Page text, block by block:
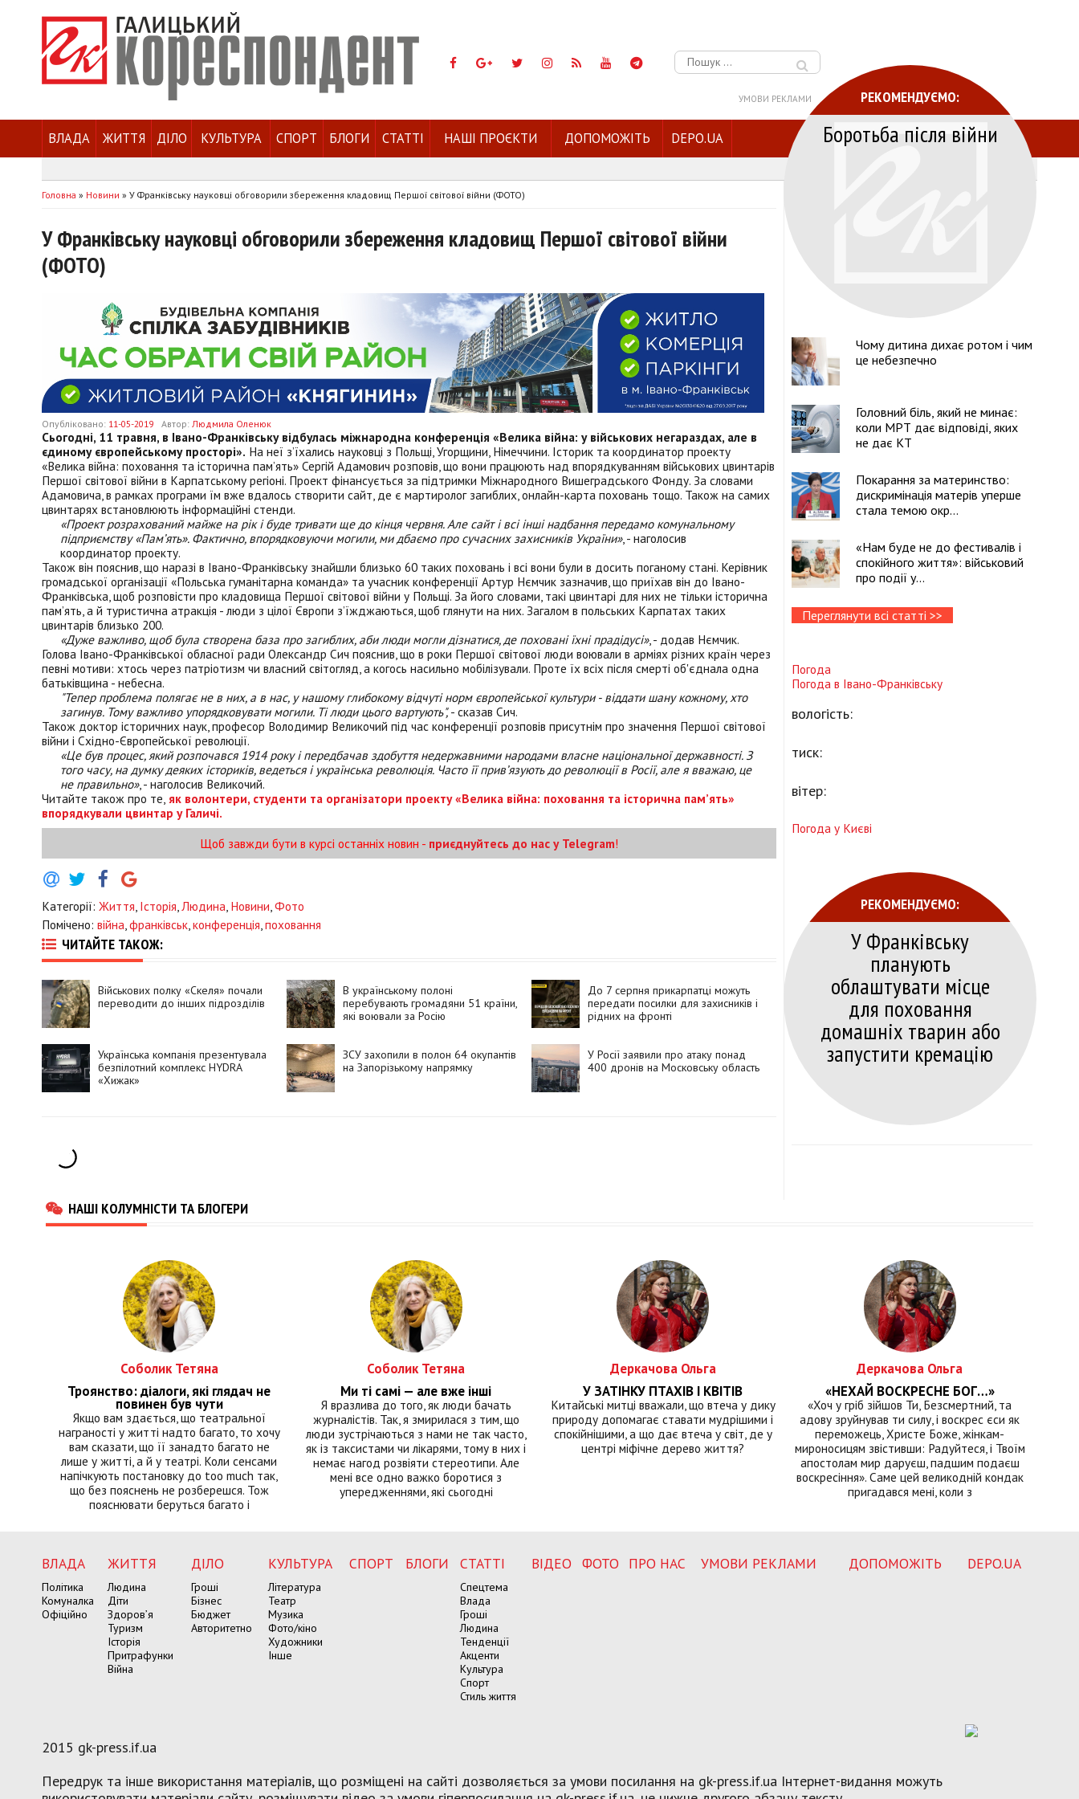
Пошук:
УМОВИ РЕКЛАМИ
ВЛАДА ЖИТТЯ ДІЛО КУЛЬТУРА СПОРТ БЛОГИ СТАТТІ НАШІ ПРОЄКТИ ДОПОМОЖІТЬ DEPO.UA
Головна » Новини » У Франківську науковці обговорили збереження кладовищ Першої світової війни (ФОТО)
У Франківську науковці обговорили збереження кладовищ Першої світової війни
(ФОТО)
Опубліковано: 11-05-2019 Автор: Людмила Оленюк
Сьогодні, 11 травня, в Івано-Франківську відбулась міжнародна конференція «Велика війна: у військових негараздах, але в
єдиному європейському просторі». На неї з’їхались науковці з Польщі, Угорщини, Німеччини. Історик та координатор проекту
«Велика війна: поховання та історична пам’ять» Сергій Адамович розповів, що вони працюють над впорядкуванням військових цвинтарів
Першої світової війни в Карпатському регіоні. Проект фінансується за підтримки Міжнародного Вишеградського Фонду. За словами
Адамовича, в рамках програми їм вже вдалось створити сайт, де є мартиролог загиблих, онлайн-карта поховань тощо. Також на самих
цвинтарях встановлюють інформаційні стенди.
«Проект розрахований майже на рік і буде тривати ще до кінця червня. Але сайт і всі інші надбання передамо комунальному
підприємству «Пам’ять». Фактично, впорядковуючи могили, ми дбаємо про сучасних захисників України», - наголосив
координатор проекту.
Також він пояснив, що наразі в Івано-Франківську знайшли близько 60 таких поховань і всі вони були в досить поганому стані. Керівник
громадської організації «Польська гуманітарна команда» та учасник конференції Артур Нємчик зазначив, що приїхав він до Івано-
Франківська, щоб розповісти про кладовища Першої світової війни у Польщі. За його словами, такі цвинтарі для них не тільки історична
пам’ять, а й туристична атракція - люди з цілої Європи з’їжджаються, щоб глянути на них. Загалом в польських Карпатах таких
цвинтарів близько 200.
«Дуже важливо, щоб була створена база про загиблих, аби люди могли дізнатися, де поховані їхні прадідусі», - додав Нємчик.
Голова Івано-Франківської обласної ради Олександр Сич пояснив, що в роки Першої світової люди воювали в арміях різних країн через
певні мотиви: хтось через патріотизм чи власний світогляд, а когось насильно мобілізували. Проте їх всіх після смерті об'єднала одна
батьківщина - небесна.
"Тепер проблема полягає не в них, а в нас, у нашому глибокому відчуті норм європейської культури - віддати шану кожному, хто
загинув. Тому важливо упорядковувати могили. Ті люди цього вартують",- сказав Сич.
Також доктор історичних наук, професор Володимир Великочий під час конференції розповів присутнім про значення Першої світової
війни і Східно-Європейської революції.
«Це був процес, який розпочався 1914 року і передбачав здобуття недержавними народами власне національної державності. З
того часу, на думку деяких істориків, ведеться і українська революція. Часто її прив’язують до революції в Росії, але я вважаю, це
не правильно», - наголосив Великочий.
Читайте також про те, як волонтери, студенти та організатори проекту «Велика війна: поховання та історична пам’ять»
впорядкували цвинтар у Галичі.
Щоб завжди бути в курсі останніх новин - приєднуйтесь до нас у Telegram!
Категорії: Життя, Історія,Людина, Новини,Фото
Помічено: війна,франківськ,конференція,поховання
ЧИТАЙТЕ ТАКОЖ:
Військових полку «Скеля» почали
переводити до інших підрозділів
В українському полоні
перебувають громадяни 51 країни,
які воювали за Росію
До 7 серпня прикарпатці можуть
передати посилки для захисників і
рідних на фронті
Українська компанія презентувала
безпілотний комплекс HYDRA
«Хижак»
ЗСУ захопили в полон 64 окупантів
на Запорізькому напрямку
У Росії заявили про атаку понад
400 дронів на Московську область
РЕКОМЕНДУЄМО:
Боротьба після війни
Чому дитина дихає ротом і чим
це небезпечно
Головний біль, який не минає:
коли МРТ дає відповіді, яких
не дає КТ
Покарання за материнство:
дискримінація матерів уперше
стала темою окр...
«Нам буде не до фестивалів і
спокійного життя»: військовий
про події у...
Переглянути всі статті >>
Погода
Погода в Івано-Франківську
вологість:
тиск:
вітер:
Погода у Києві
РЕКОМЕНДУЄМО:
У Франківську
планують
облаштувати місце
для поховання
домашніх тварин або
запустити кремацію
НАШІ КОЛУМНІСТИ ТА БЛОГЕРИ
Соболик Тетяна
Троянство: діалоги, які глядач не
повинен був чути
Якщо вам здається, що театральної
награності у житті надто багато, то хочу
вам сказати, що її занадто багато не
лише у житті, а й у театрі. Коли сенсами
напічкують постановку до too much так,
що без пояснень не розберешся. Тож
пояснювати беруться багато і
Соболик Тетяна
Ми ті самі — але вже інші
Я вразлива до того, як люди бачать
журналістів. Так, я змирилася з тим, що
люди зустрічаються з нами не так часто,
як із таксистами чи лікарями, тому в них і
немає нагод розвіяти стереотипи. Але
мені все одно важко боротися з
упередженнями, які сьогодні
Деркачова Ольга
У ЗАТІНКУ ПТАХІВ І КВІТІВ
Китайські митці вважали, що втеча у дику
природу допомагає ставати мудрішими і
спокійнішими, а що дає втеча у світ, де у
центрі міфічне дерево життя?
Деркачова Ольга
«НЕХАЙ ВОСКРЕСНЕ БОГ…»
«Хоч у гріб зійшов Ти, Безсмертний, та
адову зруйнував ти силу, і воскрес єси як
переможець, Христе Боже, жінкам-
мироносицям звістивши: Радуйтеся, і Твоїм
апостолам мир даруєш, падшим подаєш
воскресіння». Саме цей великодній кондак
пригадався мені, коли з
ВЛАДА
Політика
Комуналка
Офіційно
ЖИТТЯ
Людина
Діти
Здоров’я
Туризм
Історія
Притрафунки
Війна
ДІЛО
Гроші
Бізнес
Бюджет
Авторитетно
КУЛЬТУРА
Література
Театр
Музика
Фото/кіно
Художники
Інше
СПОРТ БЛОГИ СТАТТІ
Спецтема
Влада
Гроші
Людина
Тенденції
Акценти
Культура
Спорт
Стиль життя
ВІДЕО ФОТО ПРО НАС УМОВИ РЕКЛАМИ ДОПОМОЖІТЬ DEPO.UA
2015 gk-press.if.ua
Передрук та інше використання матеріалів, що розміщені на сайті дозволяється за умови посилання на gk-press.if.ua Інтернет-видання можуть